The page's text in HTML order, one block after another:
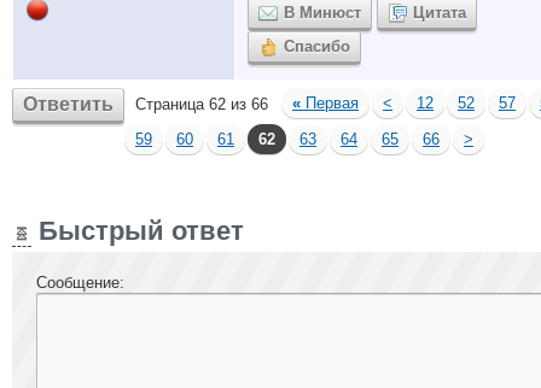
В Минюст
Цитата
Спасибо
Ответить Страница 62 из 66 « Первая < 12 52 57
59
60 61 62 63 64 65 66 >
Быстрый ответ
Сообщение: